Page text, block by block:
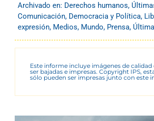
Archivado en: Derechos humanos,
Comunicación, Democracia y Política,
expresión, Medios, Mundo, Prensa,
Este informe incluye imágenes de calidad
ser bajadas e impresas. Copyright IPS,
sólo pueden ser impresas junto con este